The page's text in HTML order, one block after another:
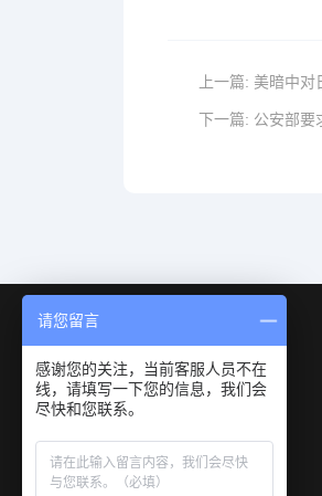
上一篇: 美暗中对
下一篇: 公安部要
OUR PRODUCTS
产品展示
软件签名证书
国密SSL证书
请您留言
感谢您的关注，当前客服人员不在
线，请填写一下您的信息，我们会
尽快和您联系。